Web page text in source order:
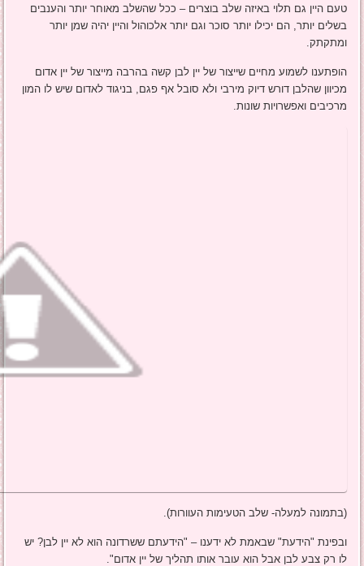
טעם היין גם תלוי באיזה שלב בוצרים – ככל שהשלב מאוחר יותר והענבים
בשלים יותר, הם יכילו יותר סוכר וגם יותר אלכוהול והיין יהיה שמן יותר
ומתקתק.
הופתענו לשמוע מחיים שייצור של יין לבן קשה בהרבה מייצור של יין אדום
מכיוון שהלבן דורש דיוק מירבי ולא סובל אף פגם, בניגוד לאדום שיש לו המון
מרכיבים ואפשרויות שונות.
(בתמונה למעלה- שלב הטעימות העוורות).
ובפינת "הידעת" שבאמת לא ידענו – "הידעתם ששרדונה הוא לא יין לבן? יש
לו רק צבע לבן אבל הוא עובר אותו תהליך של יין אדום".